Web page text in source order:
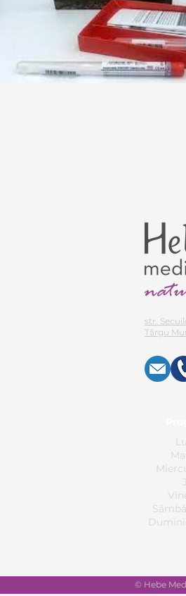
str.
Târgu
© Hebe